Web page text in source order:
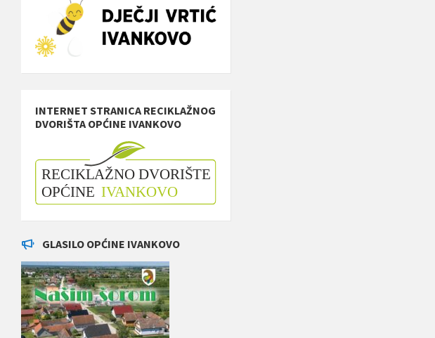
INTERNET STRANICA RECIKLAŽNOG
DVORIŠTA OPĆINE IVANKOVO
GLASILO OPĆINE IVANKOVO